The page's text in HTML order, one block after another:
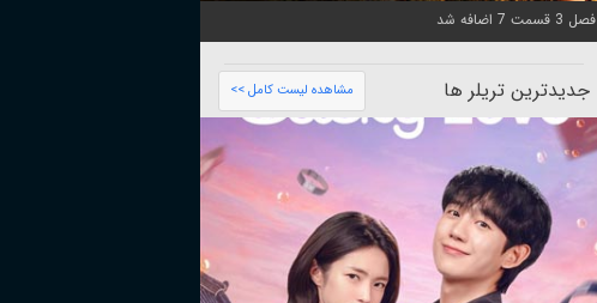
فصل 3 قسمت 7 اضافه شد
جدیدترین تریلر ها مشاهده لیست کامل >>